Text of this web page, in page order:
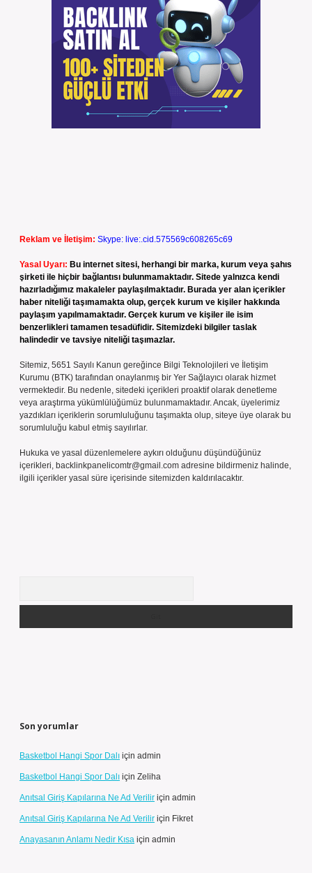
Reklam ve İletişim: Skype: live:.cid.575569c608265c69
Yasal Uyarı: Bu internet sitesi, herhangi bir marka, kurum veya şahıs
şirketi ile hiçbir bağlantısı bulunmamaktadır. Sitede yalnızca kendi
hazırladığımız makaleler paylaşılmaktadır. Burada yer alan içerikler
haber niteliği taşımamakta olup, gerçek kurum ve kişiler hakkında
paylaşım yapılmamaktadır. Gerçek kurum ve kişiler ile isim
benzerlikleri tamamen tesadüfidir. Sitemizdeki bilgiler taslak
halindedir ve tavsiye niteliği taşımazlar.
Sitemiz, 5651 Sayılı Kanun gereğince Bilgi Teknolojileri ve İletişim
Kurumu (BTK) tarafından onaylanmış bir Yer Sağlayıcı olarak hizmet
vermektedir. Bu nedenle, sitedeki içerikleri proaktif olarak denetleme
veya araştırma yükümlülüğümüz bulunmamaktadır. Ancak, üyelerimiz
yazdıkları içeriklerin sorumluluğunu taşımakta olup, siteye üye olarak bu
sorumluluğu kabul etmiş sayılırlar.
Hukuka ve yasal düzenlemelere aykırı olduğunu düşündüğünüz
içerikleri, backlinkpanelicomtr@gmail.com adresine bildirmeniz halinde,
ilgili içerikler yasal süre içerisinde sitemizden kaldırılacaktır.
Son yorumlar
Basketbol Hangi Spor Dalı için admin
Basketbol Hangi Spor Dalı için Zeliha
Anıtsal Giriş Kapılarına Ne Ad Verilir için admin
Anıtsal Giriş Kapılarına Ne Ad Verilir için Fikret
Anayasanın Anlamı Nedir Kısa için admin